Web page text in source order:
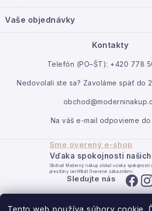
Tento web používa súbory cookie.
Veľkoobchodná spolupráca
Vaše objednávky
Kontakty
Telefón (PO–ŠT): +420 778
Nedovolali ste sa? Zavoláme späť do
Na váš e-mail odpovieme do
Sme overený e-shop
Vďaka spokojnosti
Obchod Moderný nákup získal vďaka spokojnosti
prestížny certifikát Overené zákazníkmi.
Sledujte nás